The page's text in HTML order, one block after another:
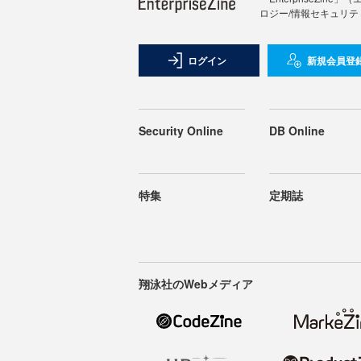
ロジー/情報セキュリ
ログイン 新規会員登
Security Online DB Online
特集 定期誌
翔泳社のWebメディア